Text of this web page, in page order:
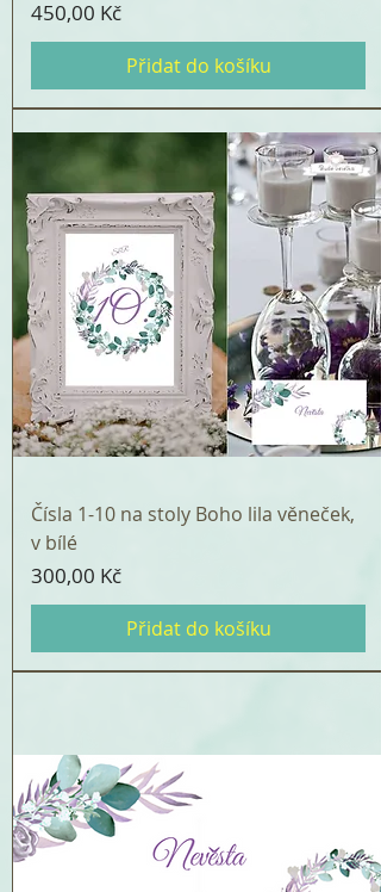
Cena
450,00 Kč
Přidat do košíku
Čísla 1-10 na stoly Boho lila věneček,
v bílé
Cena
300,00 Kč
Přidat do košíku